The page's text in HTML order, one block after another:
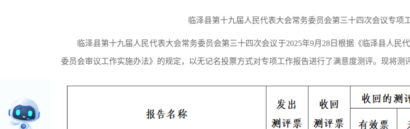
临泽县第十九届人民代表大会常务委员会第三十四次会议专项
临泽县第十九届人民代表大会常务委员会第三十四次会议于2025年9月 28日根据《临泽县人民
委员会审议工作实施办法》 的规定，以无记名投票方式对专项工作报告进行了满意度测评。现将测